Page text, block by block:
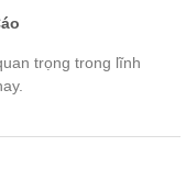
trọng trong lĩnh